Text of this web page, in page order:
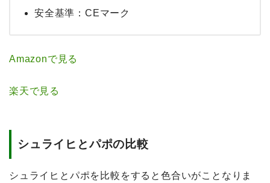
安全基準：CEマーク
Amazonで見る
楽天で見る
シュライヒとパポの比較
シュライヒとパポを比較をすると色合いがことなりま